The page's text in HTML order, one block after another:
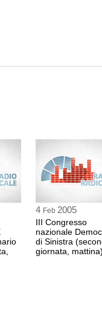
4 Feb 2005
III Congresso
nazionale
di Sinistra
giornata,